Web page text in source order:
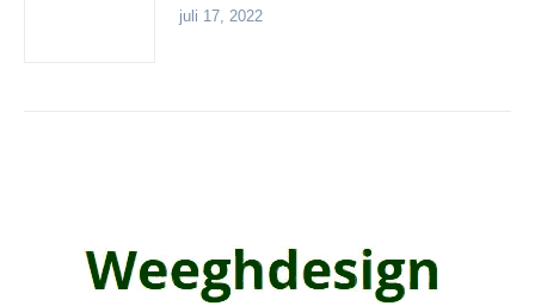
juli 17, 2022